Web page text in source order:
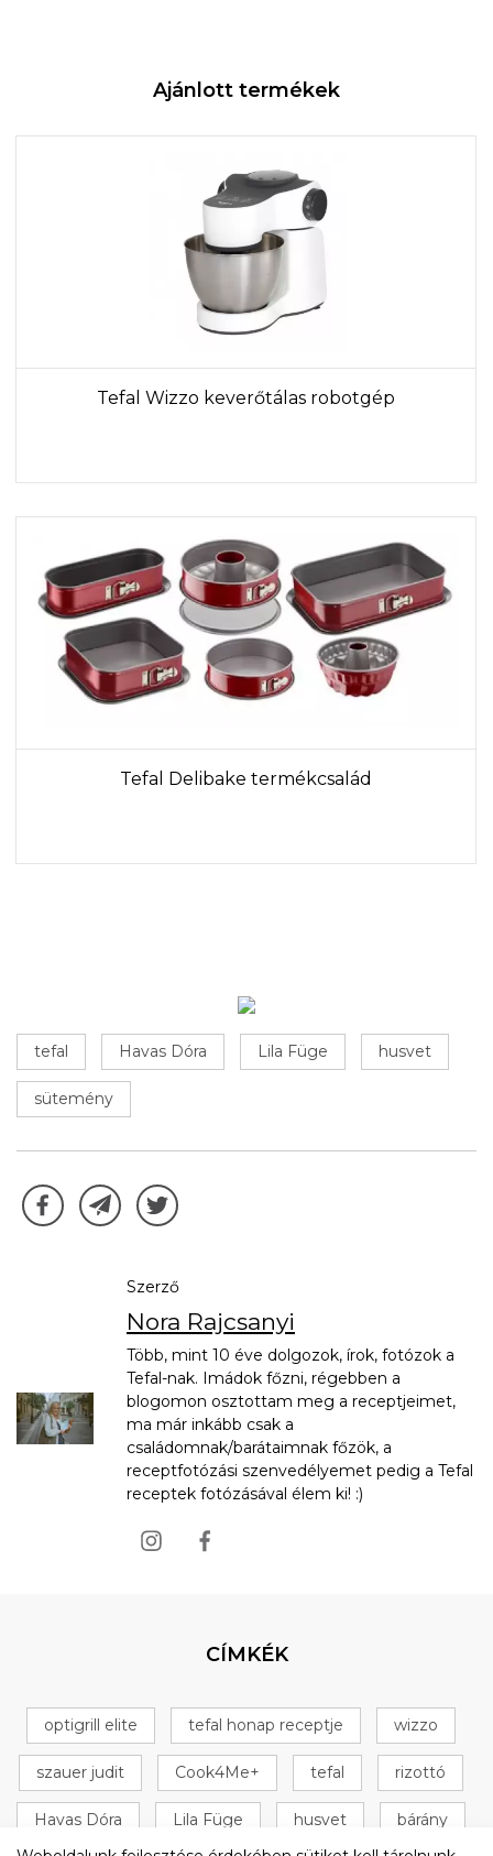
Ajánlott termékek
Tefal Wizzo keverőtálas robotgép
Tefal Delibake termékcsalád
tefal Havas Dóra Lila Füge husvet
sütemény
Szerző
Nora Rajcsanyi
Több, mint 10 éve dolgozok, írok, fotózok a
Tefal-nak. Imádok főzni, régebben a
blogomon osztottam meg a receptjeimet,
ma már inkább csak a
családomnak/barátaimnak főzök, a
receptfotózási szenvedélyemet pedig a Tefal
receptek fotózásával élem ki! :)
CÍMKÉK
optigrill elite tefal honap receptje wizzo
szauer judit Cook4Me+ tefal rizottó
Havas Dóra Lila Füge husvet
bárány